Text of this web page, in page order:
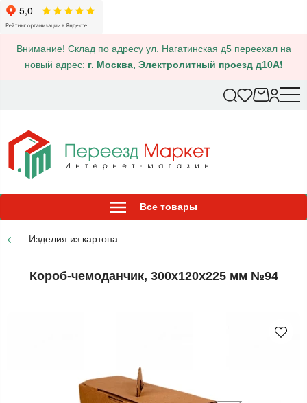
Внимание! Склад по адресу ул. Нагатинская д5 переехал на
новый адрес: г. Москва, Электролитный проезд д10А❗
Все товары
Изделия из картона
Короб-чемоданчик, 300x120x225 мм №94